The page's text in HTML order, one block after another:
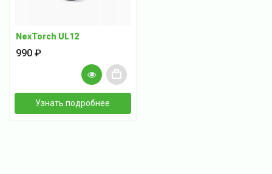
NexTorch UL12
990 ₽
Узнать подробнее